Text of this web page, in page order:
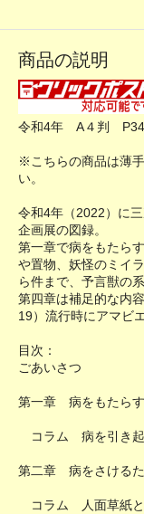
商品の説明
令和4年 A４判 P34
※こちらの商品は薄
い。
令和4年（2022）に
企画展の図録。
第一章で病をもたら
や置物、妖怪のミイ
ら件まで、予言獣の
第四章は補足的な内
19）流行時にアマビ
目次：
ごあいさつ
第一章 病をもたら
コラム 病を引き起
第二章 病をさける
コラム 人面草紙